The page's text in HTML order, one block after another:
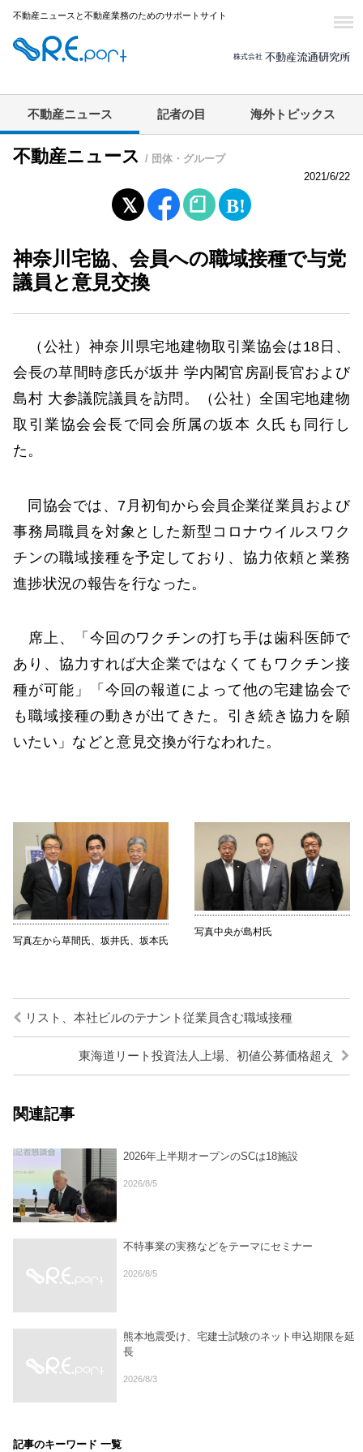
不動産ニュースと不動産業務のためのサポートサイト
不動産ニュース 記者の目 海外トピックス
不動産ニュース / 団体・グループ
2021/6/22
神奈川宅協、会員への職域接種で与党
議員と意見交換
（公社）神奈川県宅地建物取引業協会は18日、
会長の草間時彦氏が坂井 学内閣官房副長官および
島村 大参議院議員を訪問。（公社）全国宅地建物
取引業協会会長で同会所属の坂本 久氏も同行し
た。
同協会では、7月初旬から会員企業従業員および
事務局職員を対象とした新型コロナウイルスワク
チンの職域接種を予定しており、協力依頼と業務
進捗状況の報告を行なった。
席上、「今回のワクチンの打ち手は歯科医師で
あり、協力すれば大企業ではなくてもワクチン接
種が可能」「今回の報道によって他の宅建協会で
も職域接種の動きが出てきた。引き続き協力を願
いたい」などと意見交換が行なわれた。
写真左から草間氏、坂井氏、坂本氏
写真中央が島村氏
リスト、本社ビルのテナント従業員含む職域接種
東海道リート投資法人上場、初値公募価格超え
関連記事
2026年上半期オープンのSCは18施設
2026/8/5
不特事業の実務などをテーマにセミナー
2026/8/5
熊本地震受け、宅建士試験のネット申込期限を延
長
2026/8/3
記事のキーワード 一覧